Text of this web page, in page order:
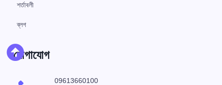
শর্তাবলী
ব্লগ
যোগাযোগ
09613660100